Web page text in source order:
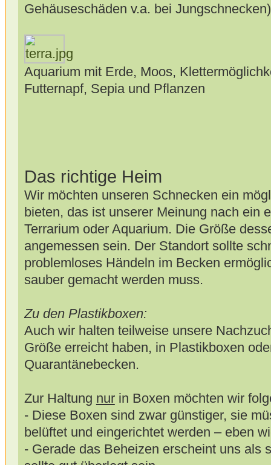
Gehäuseschäden v.a. bei Jungschnecken)
Aquarium mit Erde, Moos,
Futternapf, Sepia und Pflanzen
Das richtige Heim
Wir möchten unseren Schnecken ein
bieten, das ist unserer Meinung nach ein
Terrarium oder Aquarium. Die Größe
angemessen sein. Der Standort sollte
problemloses Händeln im Becken
sauber gemacht werden muss.
Zu den Plastikboxen:
Auch wir halten teilweise unsere
Größe erreicht haben, in Plastikboxen
Quarantänebecken.
Zur Haltung nurin Boxen möchten wir
- Diese Boxen sind zwar günstiger, sie
belüftet und eingerichtet werden – eben
- Gerade das Beheizen erscheint uns als